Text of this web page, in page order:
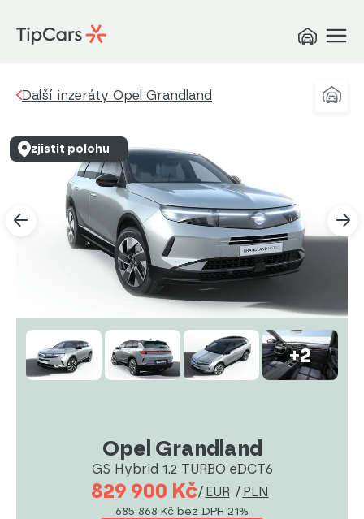
Další inzeráty Opel Grandland
+2
Opel Grandland
GS Hybrid 1.2 TURBO eDCT6
829 900 Kč/ EUR / PLN
685 868 Kč bez DPH 21%
zjistit polohu